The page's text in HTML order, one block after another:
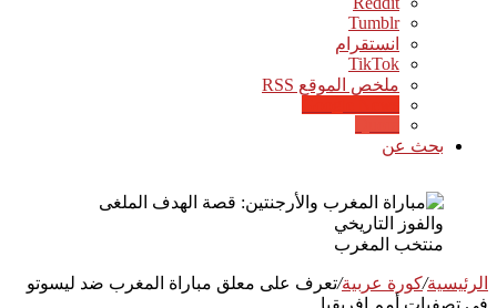
انستقرام
‫TikTok
ملخص الموقع RSS
بحث عن
منتخب المغرب
الرئيسية/كورة عربية/تعرف على معلق مباراة المغرب ضد ليسوتو
في تصفيات أمم إفريقيا